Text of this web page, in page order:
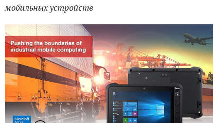
мобильных устройств